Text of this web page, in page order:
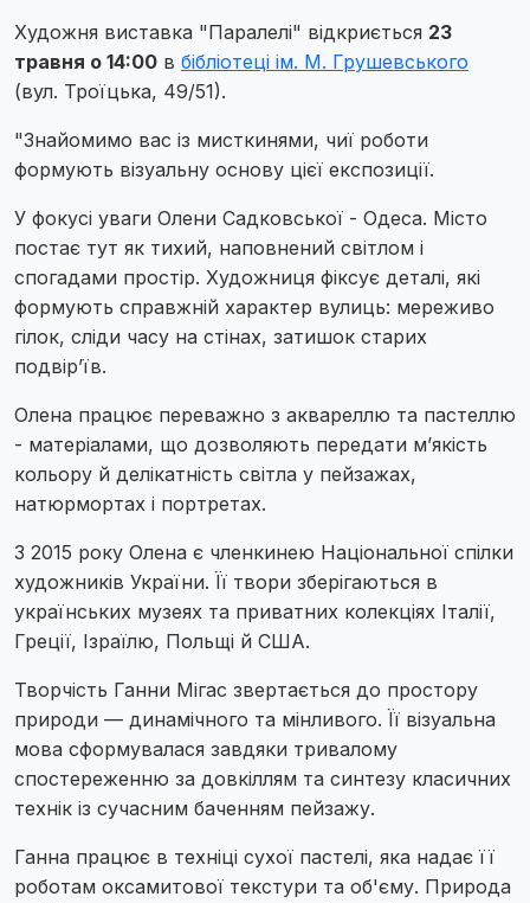
Художня виставка "Паралелі" відкриється 23
травня о 14:00 в бібліотеці ім. М. Грушевського
(вул. Троїцька, 49/51).
"Знайомимо вас із мисткинями, чиї роботи
формують візуальну основу цієї експозиції.
У фокусі уваги Олени Садковської - Одеса. Місто
постає тут як тихий, наповнений світлом і
спогадами простір. Художниця фіксує деталі, які
формують справжній характер вулиць: мереживо
гілок, сліди часу на стінах, затишок старих
подвір’їв.
Олена працює переважно з аквареллю та пастеллю
- матеріалами, що дозволяють передати м’якість
кольору й делікатність світла у пейзажах,
натюрмортах і портретах.
З 2015 року Олена є членкинею Національної спілки
художників України. Її твори зберігаються в
українських музеях та приватних колекціях Італії,
Греції, Ізраїлю, Польщі й США.
Творчість Ганни Мігас звертається до простору
природи — динамічного та мінливого. Її візуальна
мова сформувалася завдяки тривалому
спостереженню за довкіллям та синтезу класичних
технік із сучасним баченням пейзажу.
Ганна працює в техніці сухої пастелі, яка надає її
роботам оксамитової текстури та об'єму. Природа